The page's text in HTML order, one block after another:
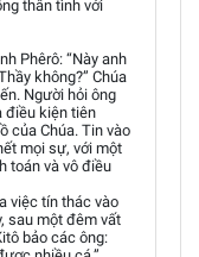
thân tình với
Phêrô: “Này anh
không?” Chúa
Người hỏi ông
điều kiện tiên
của Chúa. Tin vào
mọi sự, với một
toán và vô điều
việc tín thác vào
sau một đêm vất
bảo các ông: